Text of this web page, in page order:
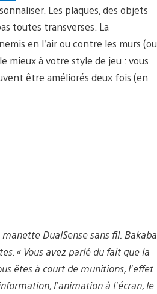
Les plaques, des objets
toutes transverses. La
en l’air ou contre les murs (ou
mieux à votre style de jeu : vous
être améliorés deux fois (en
DualSense sans fil. Bakaba
« Vous avez parlé du fait que la
êtes à court de munitions, l’effet
l’animation à l’écran, le